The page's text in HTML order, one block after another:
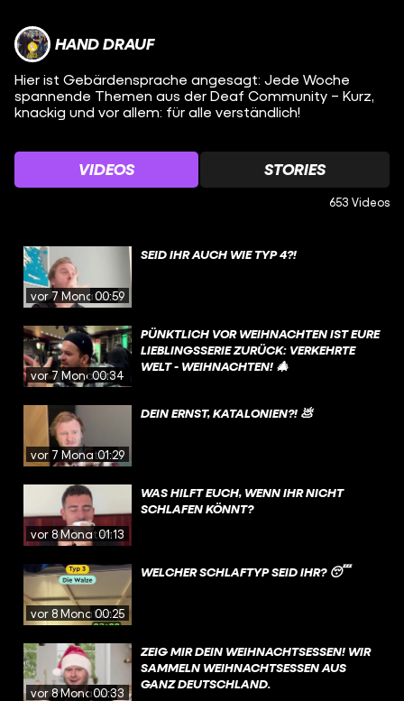
HAND DRAUF
Hier ist Gebärdensprache angesagt: Jede Woche
spannende Themen aus der Deaf Community – Kurz,
knackig und vor allem: für alle verständlich!
VIDEOS STORIES
653 Videos
vor 7 Monaten
00:59
SEID IHR AUCH WIE TYP 4?!
vor 7 Monaten
00:34
PÜNKTLICH VOR WEIHNACHTEN IST EURE
LIEBLINGSSERIE ZURÜCK: VERKEHRTE
WELT - WEIHNACHTEN! 🎄
vor 7 Monaten
01:29
DEIN ERNST, KATALONIEN?! 💩
vor 8 Monaten01:13
WAS HILFT EUCH, WENN IHR NICHT
SCHLAFEN KÖNNT?
vor 8 Monaten
00:25
WELCHER SCHLAFTYP SEID IHR? 😴
vor 8 Monaten
00:33
ZEIG MIR DEIN WEIHNACHTSESSEN! WIR
SAMMELN WEIHNACHTSESSEN AUS
GANZ DEUTSCHLAND.